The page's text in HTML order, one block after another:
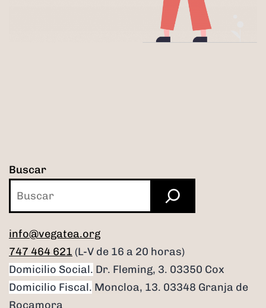
Buscar
info@vegatea.org
747 464 621 (L-V de 16 a 20 horas)
Domicilio Social. Dr. Fleming, 3. 03350 Cox
Domicilio Fiscal. Moncloa, 13. 03348 Granja de
Rocamora